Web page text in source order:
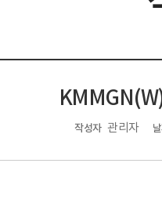
작성자 관리자